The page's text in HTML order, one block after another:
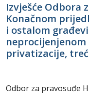
Izvješće Odbora
Konačnom
i ostalom
privatizacije,
Odbor za pravosuđe